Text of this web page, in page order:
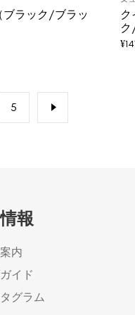
ブラック/ブラッ
ク
¥
5
報
内
イド
グラム